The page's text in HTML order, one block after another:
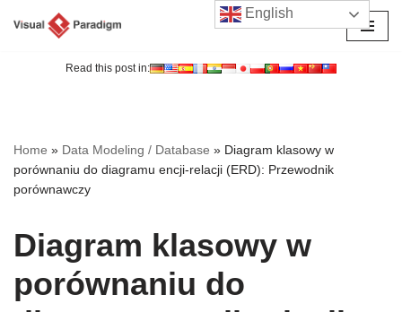
Read this post in:
Home » Data Modeling / Database » Diagram klasowy w
porównaniu do diagramu encji-relacji (ERD): Przewodnik
porównawczy
Diagram klasowy w
porównaniu do
English